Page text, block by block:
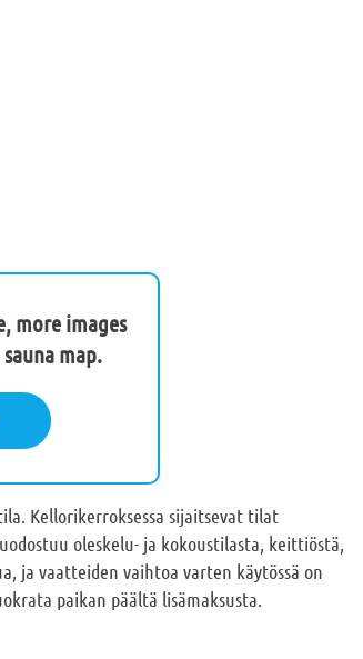
more images
map.
Kellorikerroksessa sijaitsevat tilat
oleskelu- ja kokoustilasta, keittiöstä,
ja vaatteiden vaihtoa varten käytössä on
paikan päältä lisämaksusta.